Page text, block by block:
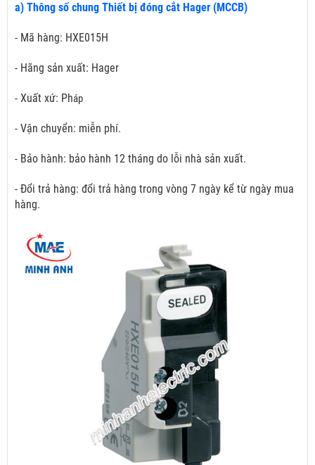
a) Thông số chung Thiết bị đóng cắt Hager (MCCB)
- Mã hàng: HXE015H
- Hãng sản xuất: Hager
- Xuất xứ: Pháp
- Vận chuyển: miễn phí.
- Bảo hành: bảo hành 12 tháng do lỗi nhà sản xuất.
- Đổi trả hàng: đổi trả hàng trong vòng 7 ngày kể từ ngày mua
hàng.